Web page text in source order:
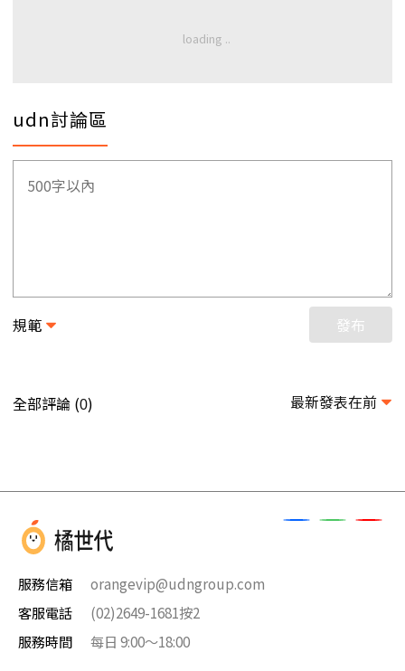
udn討論區
規範 發布
全部評論 (0) 最新發表在前
服務信箱
orangevip@udngroup.com
客服電話
(02)2649-1681按2
服務時間
每日 9:00～18:00